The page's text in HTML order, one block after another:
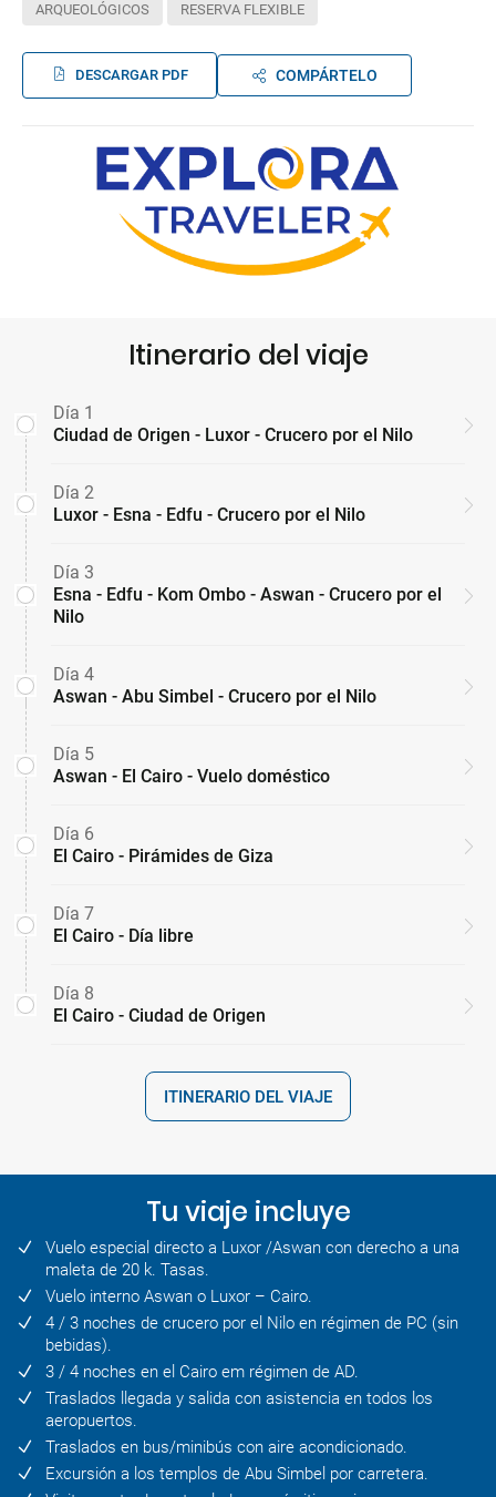
ARQUEOLÓGICOS RESERVA FLEXIBLE
DESCARGAR PDF COMPÁRTELO
Itinerario del viaje
Día 1
Ciudad de Origen - Luxor - Crucero por el Nilo
Día 2
Luxor - Esna - Edfu - Crucero por el Nilo
Día 3
Esna - Edfu - Kom Ombo - Aswan - Crucero por el
Nilo
Día 4
Aswan - Abu Simbel - Crucero por el Nilo
Día 5
Aswan - El Cairo - Vuelo doméstico
Día 6
El Cairo - Pirámides de Giza
Día 7
El Cairo - Día libre
Día 8
El Cairo - Ciudad de Origen
ITINERARIO DEL VIAJE
Tu viaje incluye
Vuelo especial directo a Luxor /Aswan con derecho a una
maleta de 20 k. Tasas.
Vuelo interno Aswan o Luxor – Cairo.
4 / 3 noches de crucero por el Nilo en régimen de PC (sin
bebidas).
3 / 4 noches en el Cairo em régimen de AD.
Traslados llegada y salida con asistencia en todos los
aeropuertos.
Traslados en bus/minibús con aire acondicionado.
Excursión a los templos de Abu Simbel por carretera.